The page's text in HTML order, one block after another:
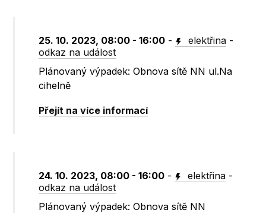
25. 10. 2023, 08:00 - 16:00 - elektřina -
odkaz na událost
Plánovaný výpadek: Obnova sítě NN ul.Na
cihelně
Přejít na více informací
24. 10. 2023, 08:00 - 16:00 - elektřina -
odkaz na událost
Plánovaný výpadek: Obnova sítě NN